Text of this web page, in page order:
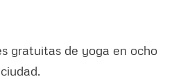
gratuitas de yoga en ocho